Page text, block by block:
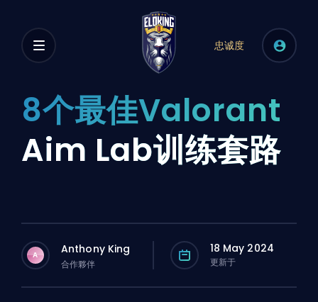
忠诚度
8个最佳Valorant
Aim Lab训练套路
A Anthony King
合作夥伴
18 May 2024
更新于